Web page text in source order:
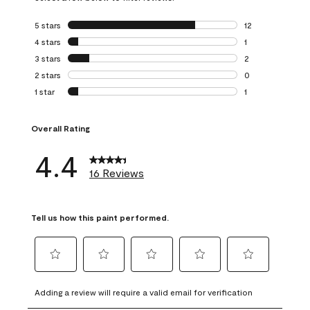
5 stars stars
12
12 reviews with
4 stars stars
1
1 review with 4
3 stars stars
2
2 reviews with 3
2 stars stars
0
0 reviews with 2
1 star stars
1
Overall Rating
4.4 16 Reviews
Tell us how this paint performed.
to
rate
to
rate
to
rate
to
rate
to
rate
Adding a review will require a valid email for verification